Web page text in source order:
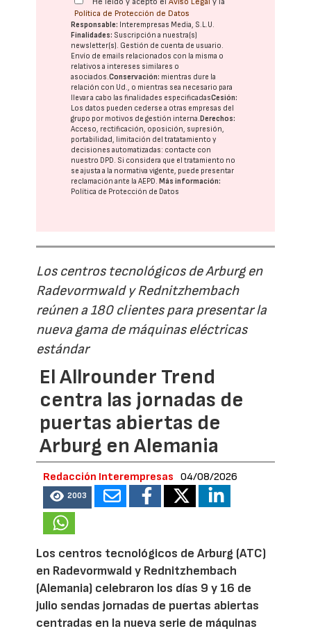
Política de Protección de Datos
Responsable: Interempresas Media, S.L.U.
Finalidades: Suscripción a nuestra(s)
newsletter(s). Gestión de cuenta de usuario.
Envío de emails relacionados con la misma o
relativos a intereses similares o
asociados.Conservación: mientras dure la
relación con Ud., o mientras sea necesario para
llevar a cabo las finalidades especificadasCesión:
Los datos pueden cederse a otras empresas del
grupo por motivos de gestión interna. Derechos:
Acceso, rectificación, oposición, supresión,
portabilidad, limitación del tratatamiento y
decisiones automatizadas: contacte con
nuestro DPD. Si considera que el tratamiento no
se ajusta a la normativa vigente, puede presentar
reclamación ante laAEPD. Más información:
Política de Protección de Datos
Los centros tecnológicos de Arburg en
Radevormwald y Rednitzhembach
reúnen a 180 clientes para presentar la
nueva gama de máquinas eléctricas
estándar
El Allrounder Trend
centra las jornadas de
puertas abiertas de
Arburg en Alemania
Redacción Interempresas 04/08/2026
2003
Los centros tecnológicos de Arburg (ATC)
en Radevormwald y Rednitzhembach
(Alemania) celebraron los días 9 y 16 de
julio sendas jornadas de puertas abiertas
centradas en la nueva serie de máquinas